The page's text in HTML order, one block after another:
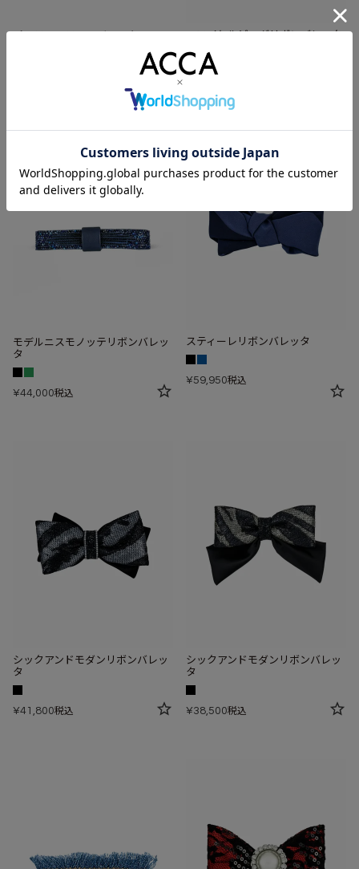
ロワイヤルビッグリボンバレッタ
¥88,000
モデルニスモノッテリボンバレッ
タ
¥44,000税込
スティーレリボンバレッタ
¥59,950税込
シックアンドモダンリボンバレッ
タ
¥41,800税込
シックアンドモダンリボンバレッ
タ
¥38,500税込